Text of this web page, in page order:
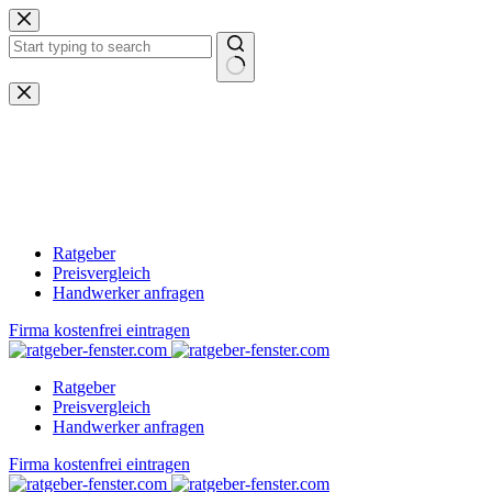
Zum
Inhalt
springen
Keine
Ergebnisse
Ratgeber
Preisvergleich
Handwerker anfragen
Firma kostenfrei eintragen
Ratgeber
Preisvergleich
Handwerker anfragen
Firma kostenfrei eintragen